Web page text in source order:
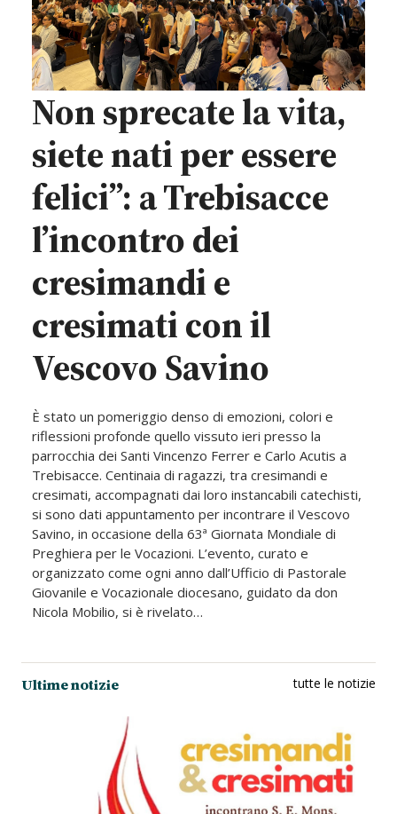
Non sprecate la vita,
siete nati per essere
felici”: a Trebisacce
l’incontro dei
cresimandi e
cresimati con il
Vescovo Savino
È stato un pomeriggio denso di emozioni, colori e
riflessioni profonde quello vissuto ieri presso la
parrocchia dei Santi Vincenzo Ferrer e Carlo Acutis a
Trebisacce. Centinaia di ragazzi, tra cresimandi e
cresimati, accompagnati dai loro instancabili catechisti,
si sono dati appuntamento per incontrare il Vescovo
Savino, in occasione della 63ª Giornata Mondiale di
Preghiera per le Vocazioni. L’evento, curato e
organizzato come ogni anno dall’Ufficio di Pastorale
Giovanile e Vocazionale diocesano, guidato da don
Nicola Mobilio, si è rivelato…
Ultime notizie tutte le notizie